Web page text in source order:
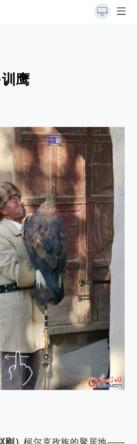
鹰
刚）柯尔克孜族的聚居地——